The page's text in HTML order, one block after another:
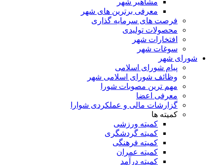
مشاهیر شهر
معرفی برترین های شهر
فرصت های سرمایه گذاری
محصولات تولیدی
افتخارات شهر
سوغات شهر
شورای شهر
پیام شورای اسلامی
وظائف شورای اسلامی شهر
مهم ترین مصوبات شورا
معرفی اعضا
گزارشات مالی و عملکردی شوارا
کمیته ها
کمیته ورزشی
کمیته گردشگری
کمیته فرهنگی
کمیته عمران
کمیته درآمد